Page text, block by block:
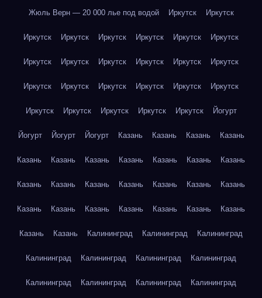
Жюль Верн — 20 000 лье под водой Иркутск Иркутск
Иркутск Иркутск Иркутск Иркутск Иркутск Иркутск
Иркутск Иркутск Иркутск Иркутск Иркутск Иркутск
Иркутск Иркутск Иркутск Иркутск Иркутск Иркутск
Иркутск Иркутск Иркутск Иркутск Иркутск Йогурт
Йогурт Йогурт Йогурт Казань Казань Казань Казань
Казань Казань Казань Казань Казань Казань Казань
Казань Казань Казань Казань Казань Казань Казань
Казань Казань Казань Казань Казань Казань Казань
Казань Казань Калининград Калининград Калининград
Калининград Калининград Калининград Калининград
Калининград Калининград Калининград Калининград